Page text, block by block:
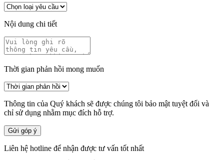
Nội dung chi tiết
Thời gian phản hồi mong muốn
Thông tin của Quý khách sẽ được chúng tôi bảo mật tuyệt đối và
chỉ sử dụng nhằm mục đích hỗ trợ.
Gửi góp ý
Liên hệ hotline để nhận được tư vấn tốt nhất